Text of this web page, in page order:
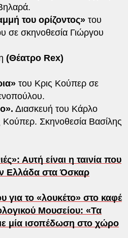
του ορίζοντος»του
σε σκηνοθεσία Γιώργου
(Θέατρο Rex)
του Κρις Κούπερ σε
Διασκευή του Κάρλο
Κούπερ. Σκηνοθεσία Βασίλης
Αυτή είναι η ταινία που
Ελλάδα στα Όσκαρ
για το «λουκέτο» στο καφέ
Μουσείου: «Τα
μία ισοπέδωση στο χώρο